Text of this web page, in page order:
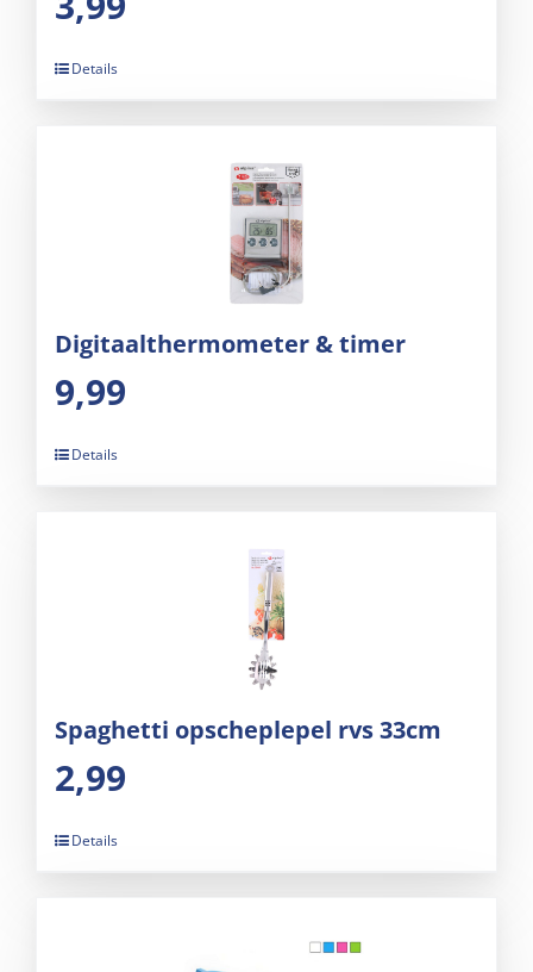
Details
Digitaalthermometer & timer
9,99
Details
Spaghetti opscheplepel rvs 33cm
2,99
Details